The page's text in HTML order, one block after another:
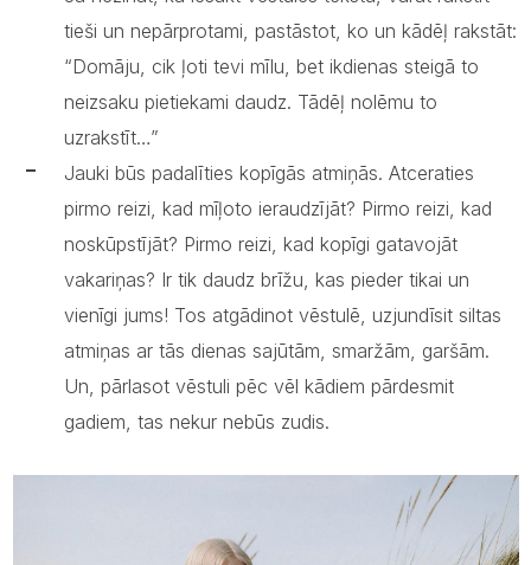
tieši un nepārprotami, pastāstot, ko un kādēļ rakstāt:
“Domāju, cik ļoti tevi mīlu, bet ikdienas steigā to
neizsaku pietiekami daudz. Tādēļ nolēmu to
uzrakstīt…”
Jauki būs padalīties kopīgās atmiņās. Atceraties
pirmo reizi, kad mīļoto ieraudzījāt? Pirmo reizi, kad
noskūpstījāt? Pirmo reizi, kad kopīgi gatavojāt
vakariņas? Ir tik daudz brīžu, kas pieder tikai un
vienīgi jums! Tos atgādinot vēstulē, uzjundīsit siltas
atmiņas ar tās dienas sajūtām, smaržām, garšām.
Un, pārlasot vēstuli pēc vēl kādiem pārdesmit
gadiem, tas nekur nebūs zudis.